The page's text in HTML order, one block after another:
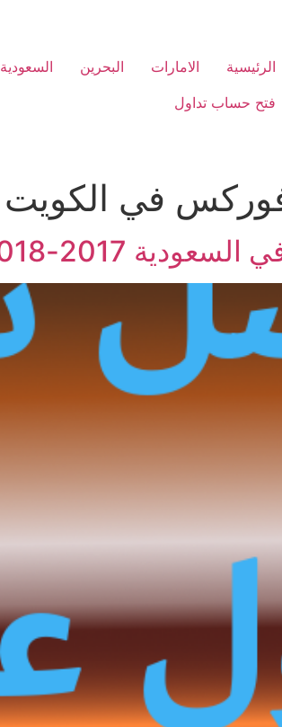
الرئيسية الامارات البحرين السعودية
فتح حساب تداول
في الكويت
– فوركس السعودية